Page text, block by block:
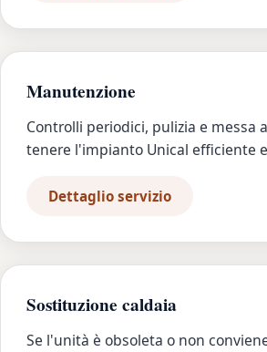
Manutenzione
Controlli periodici, pulizia e messa
tenere l'impianto Unical efficiente
Dettaglio servizio
Sostituzione caldaia
Se l'unità è obsoleta o non